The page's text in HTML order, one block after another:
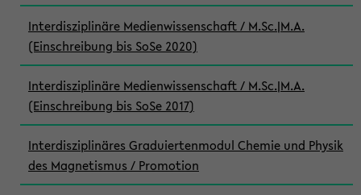
Interdisziplinäre Medienwissenschaft / M.Sc.|M.A.
(Einschreibung bis SoSe 2020)
Interdisziplinäre Medienwissenschaft / M.Sc.|M.A.
(Einschreibung bis SoSe 2017)
Interdisziplinäres Graduiertenmodul Chemie und Physik
des Magnetismus / Promotion